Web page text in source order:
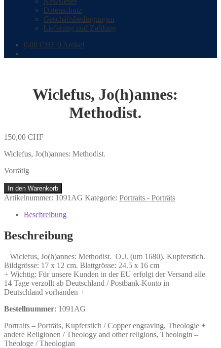
Datenschutz
Geschäftsbedingungen
Lieferung und Zahlung
0,00 CHF 0 Artikel
Wiclefus, Jo(h)annes:
Methodist.
150,00 CHF
Wiclefus, Jo(h)annes: Methodist.
Vorrätig
Wiclefus,
Jo(h)annes:
Menge
In den Warenkorb
Artikelnummer: 1091AG Kategorie: Portraits - Porträts
Beschreibung
Beschreibung
Wiclefus, Jo(h)annes: Methodist. O.J. (um 1680). Kupferstich.
Bildgrösse: 17 x 12 cm. Blattgrösse: 24.5 x 16 cm
+ Wichtig: Für unsere Kunden in der EU erfolgt der Versand alle
14 Tage verzollt ab Deutschland / Postbank-Konto in
Deutschland vorhanden +
Bestellnummer: 1091AG
Portraits – Porträts, Kupferstich / Copper engraving, Theologie +
andere Religionen / Theology and other religions, Theologin –
Theologe / Theologian